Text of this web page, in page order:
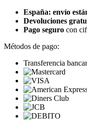
España: envío
Devoluciones
Pago seguro con
Métodos de pago:
Transferencia